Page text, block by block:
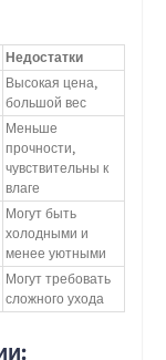
Недостатки
Высокая цена,
большой вес
Меньше
прочности,
чувствительны к
влаге
Могут быть
холодными и
менее уютными
Могут требовать
сложного ухода